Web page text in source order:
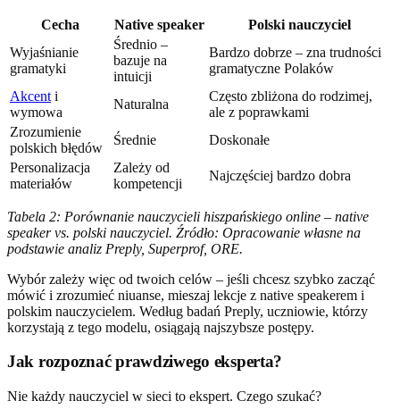
Cecha Native speaker
Polski nauczyciel
Wyjaśnianie
gramatyki
Średnio –
bazuje na
intuicji
Bardzo dobrze – zna trudności
gramatyczne Polaków
Akcent i
wymowa
Naturalna
Często zbliżona do rodzimej,
ale z poprawkami
Zrozumienie
polskich błędów
Średnie
Doskonałe
Personalizacja
materiałów
Zależy od
kompetencji
Najczęściej bardzo dobra
Tabela 2: Porównanie nauczycieli hiszpańskiego online – native
speaker vs. polski nauczyciel. Źródło: Opracowanie własne na
podstawie analiz Preply, Superprof, ORE.
Wybór zależy więc od twoich celów – jeśli chcesz szybko zacząć
mówić i zrozumieć niuanse, mieszaj lekcje z native speakerem i
polskim nauczycielem. Według badań Preply, uczniowie, którzy
korzystają z tego modelu, osiągają najszybsze postępy.
Jak rozpoznać prawdziwego eksperta?
Nie każdy nauczyciel w sieci to ekspert. Czego szukać?